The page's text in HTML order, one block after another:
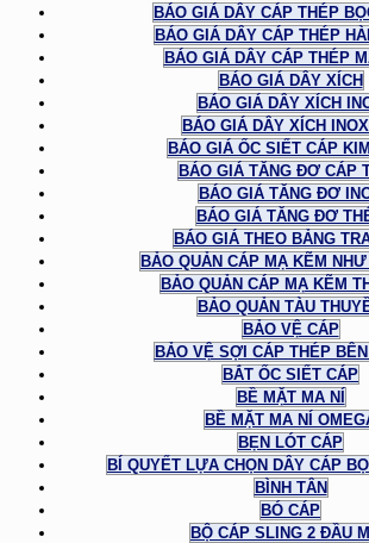
BÁO GIÁ DÂY CÁP THÉP
BÁO GIÁ DÂY CÁP THÉP
BÁO GIÁ DÂY CÁP THÉP
BÁO GIÁ DÂY XÍCH
BÁO GIÁ DÂY XÍCH
BÁO GIÁ DÂY XÍCH
BÁO GIÁ ỐC SIẾT CÁP
BÁO GIÁ TĂNG ĐƠ CÁP
BÁO GIÁ TĂNG ĐƠ
BÁO GIÁ TĂNG ĐƠ
BÁO GIÁ THEO BẢNG
BẢO QUẢN CÁP MẠ KẼM
BẢO QUẢN CÁP MẠ KẼM
BẢO QUẢN TÀU
BẢO VỆ CÁP
BẢO VỆ SỢI CÁP THÉP
BẮT ỐC SIẾT CÁP
BỀ MẶT MA NÍ
BỀ MẶT MA NÍ
BẸN LÓT CÁP
BÍ QUYẾT LỰA CHỌN DÂY CÁP
BÌNH TÂN
BÓ CÁP
BỘ CÁP SLING 2 ĐẦU